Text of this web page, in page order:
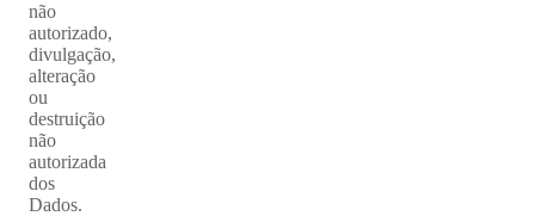
não
autorizado,
divulgação,
alteração
ou
destruição
não
autorizada
dos
Dados.